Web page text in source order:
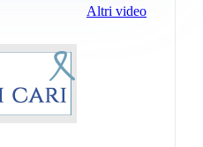
Altri video